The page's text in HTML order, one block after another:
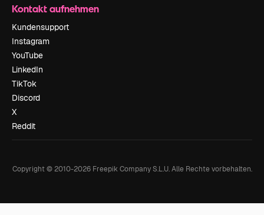
Kontakt aufnehmen
Kundensupport
Instagram
YouTube
LinkedIn
TikTok
Discord
X
Reddit
Copyright © 2010-2026Freepik Company S.L.U. Alle Rechte vorbehalten.